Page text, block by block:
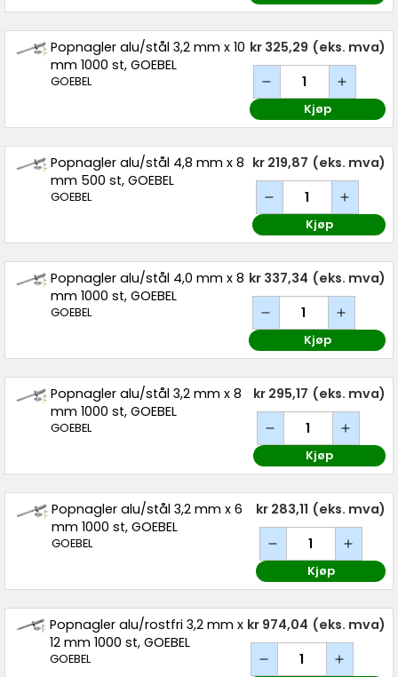
Popnagler alu/stål 3,2 mm x 10
mm 1000 st, GOEBEL
GOEBEL
kr 325,29 (eks. mva)
Kjøp
Popnagler alu/stål 4,8 mm x 8
mm 500 st, GOEBEL
GOEBEL
kr 219,87 (eks. mva)
Kjøp
Popnagler alu/stål 4,0 mm x 8
mm 1000 st, GOEBEL
GOEBEL
kr 337,34 (eks. mva)
Kjøp
Popnagler alu/stål 3,2 mm x 8
mm 1000 st, GOEBEL
GOEBEL
kr 295,17 (eks. mva)
Kjøp
Popnagler alu/stål 3,2 mm x 6
mm 1000 st, GOEBEL
GOEBEL
kr 283,11 (eks. mva)
Kjøp
Popnagler alu/rostfri 3,2 mm x
12 mm 1000 st, GOEBEL
GOEBEL
kr 974,04 (eks. mva)